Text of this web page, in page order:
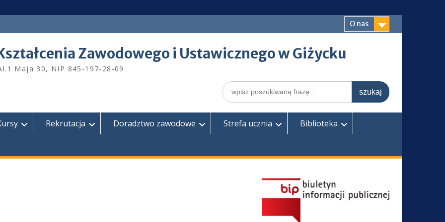
O nas
Zawodowego i Ustawicznego w Giżycku
Maja 30, NIP 845-197-28-09
Search
for:
Rekrutacja Doradztwo zawodowe Strefa ucznia
Biblioteka